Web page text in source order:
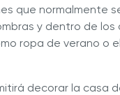
que normalmente
y dentro de los
ropa de verano o
decorar la casa